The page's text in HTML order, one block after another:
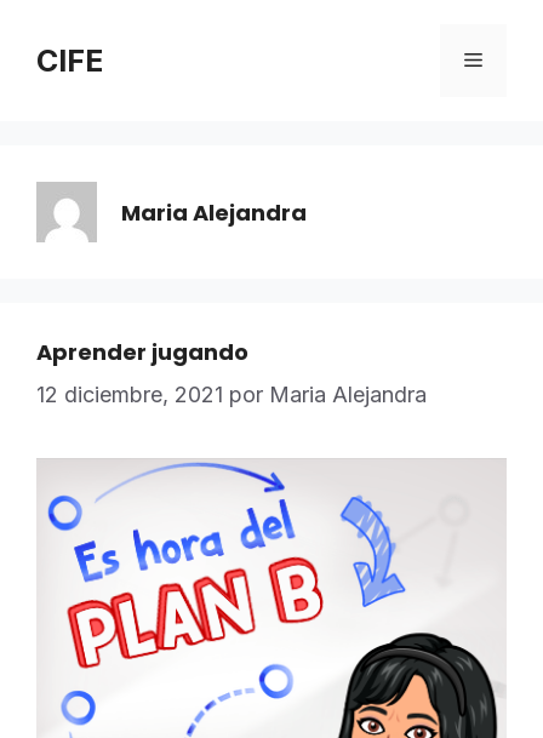
CIFE Menú
Maria Alejandra
Aprender jugando
12 diciembre, 2021 por Maria Alejandra